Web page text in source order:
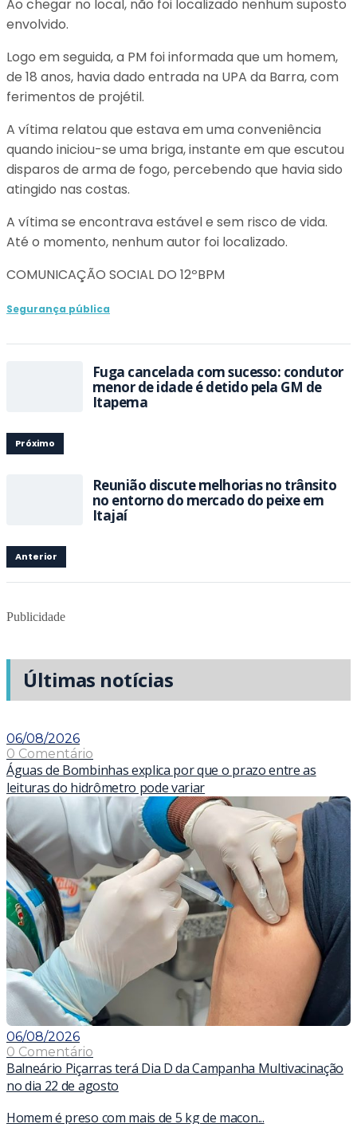
Ao chegar no local, não foi localizado nenhum suposto
envolvido.
Logo em seguida, a PM foi informada que um homem,
de 18 anos, havia dado entrada na UPA da Barra, com
ferimentos de projétil.
A vítima relatou que estava em uma conveniência
quando iniciou-se uma briga, instante em que escutou
disparos de arma de fogo, percebendo que havia sido
atingido nas costas.
A vítima se encontrava estável e sem risco de vida.
Até o momento, nenhum autor foi localizado.
COMUNICAÇÃO SOCIAL DO 12ºBPM
Segurança pública
Fuga cancelada com sucesso: condutor
menor de idade é detido pela GM de
Itapema
Próximo
Reunião discute melhorias no trânsito
no entorno do mercado do peixe em
Itajaí
Anterior
Publicidade
Últimas notícias
06/08/2026
0 Comentário
Águas de Bombinhas explica por que o prazo entre as
leituras do hidrômetro pode variar
06/08/2026
0 Comentário
Balneário Piçarras terá Dia D da Campanha Multivacinação
no dia 22 de agosto
Homem é preso com mais de 5 kg de macon...